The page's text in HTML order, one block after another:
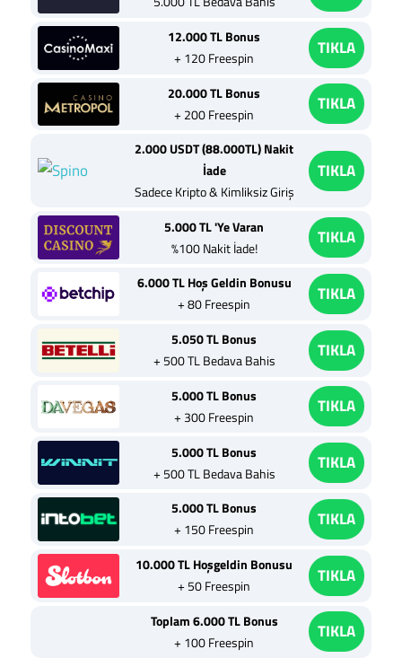
12.000 TL Bonus
+ 120 Freespin
TIKLA
20.000 TL Bonus
+ 200 Freespin
TIKLA
2.000 USDT (88.000TL) Nakit
İade
Sadece Kripto & Kimliksiz Giriş
TIKLA
5.000 TL 'Ye Varan
%100 Nakit İade!
TIKLA
6.000 TL Hoş Geldin Bonusu
+ 80 Freespin
TIKLA
5.050 TL Bonus
+ 500 TL Bedava Bahis
TIKLA
5.000 TL Bonus
+ 300 Freespin
TIKLA
5.000 TL Bonus
+ 500 TL Bedava Bahis
TIKLA
5.000 TL Bonus
+ 150 Freespin
TIKLA
10.000 TL Hoşgeldin Bonusu
+ 50 Freespin
TIKLA
Toplam 6.000 TL Bonus
+ 100 Freespin
TIKLA